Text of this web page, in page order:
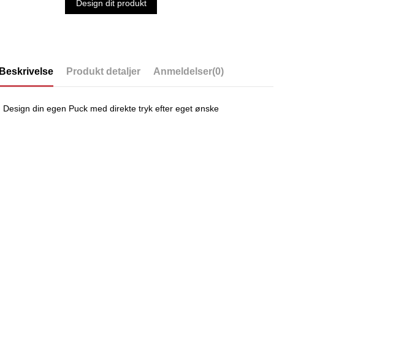
Design dit produkt
Beskrivelse Produkt detaljer Anmeldelser(0)
Design din egen Puck med direkte tryk efter eget ønske